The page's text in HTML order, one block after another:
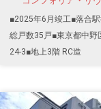
■2025年6月竣工■落合
総戸数35戸■東京都中野
24-3■地上3階 RC造